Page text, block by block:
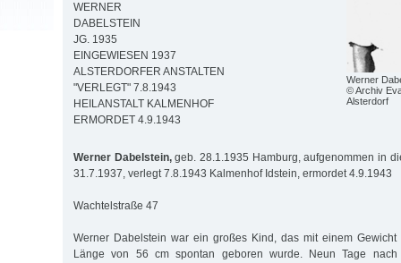
Werner
© Archiv
Alsterdorf
WERNER
DABELSTEIN
JG. 1935
EINGEWIESEN 1937
ALSTERDORFER ANSTALTEN
"VERLEGT" 7.8.1943
HEILANSTALT KALMENHOF
ERMORDET 4.9.1943
Werner Dabelstein,geb. 28.1.1935 Hamburg, aufgenommen in
31.7.1937, verlegt 7.8.1943 Kalmenhof Idstein, ermordet 4.9.1943
Wachtelstraße 47
Werner Dabelstein war ein großes Kind, das mit einem
Länge von 56 cm spontan geboren wurde. Neun Tage